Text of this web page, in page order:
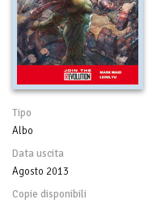
Tipo
Albo
Data uscita
Agosto 2013
Copie disponibili